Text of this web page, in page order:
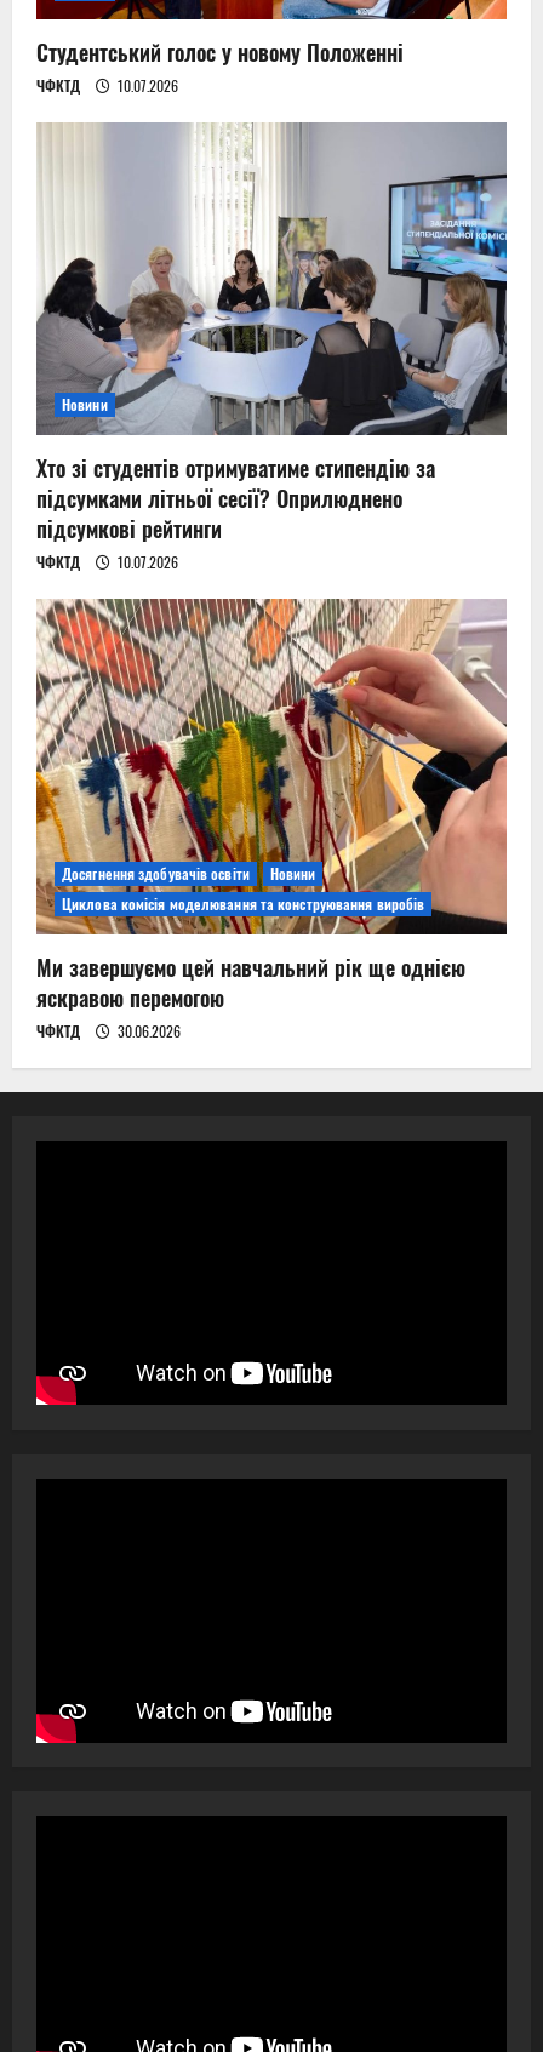
Студентський голос у новому Положенні
ЧФКТД 10.07.2026
Новини
Хто зі студентів отримуватиме стипендію за
підсумками літньої сесії? Оприлюднено
підсумкові рейтинги
ЧФКТД 10.07.2026
Досягнення здобувачів освіти
Новини
Циклова комісія моделювання та конструювання виробів
Ми завершуємо цей навчальний рік ще однією
яскравою перемогою
ЧФКТД 30.06.2026